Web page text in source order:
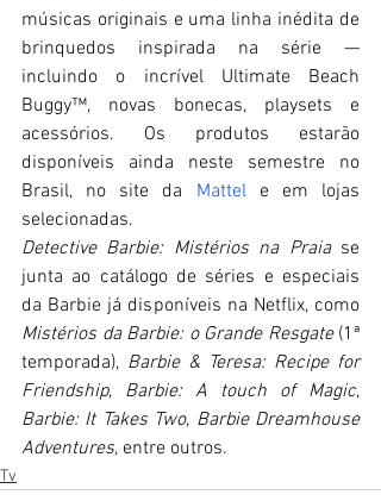
músicas originais e uma linha inédita de
brinquedos inspirada na série —
incluindo o incrível Ultimate Beach
Buggy™, novas bonecas, playsets e
acessórios. Os produtos estarão
disponíveis ainda neste semestre no
Brasil, no site da Mattel e em lojas
selecionadas.
Detective Barbie: Mistérios na Praia se
junta ao catálogo de séries e especiais
da Barbie já disponíveis na Netflix, como
Mistérios da Barbie: o Grande Resgate (1ª
temporada), Barbie & Teresa: Recipe for
Friendship, Barbie: A touch of Magic
Barbie: It Takes Two, Barbie Dreamhouse
Adventures, entre outros.
Tv